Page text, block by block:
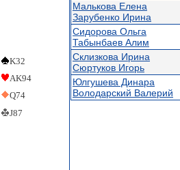
K32
AK94
Q74
J87
Малькова Елена
Зарубенко Ирина
Сидорова Ольга
Табынбаев Алим
Склизкова Ирина
Сюртуков Игорь
Юлгушева Динара
Володарский Валерий